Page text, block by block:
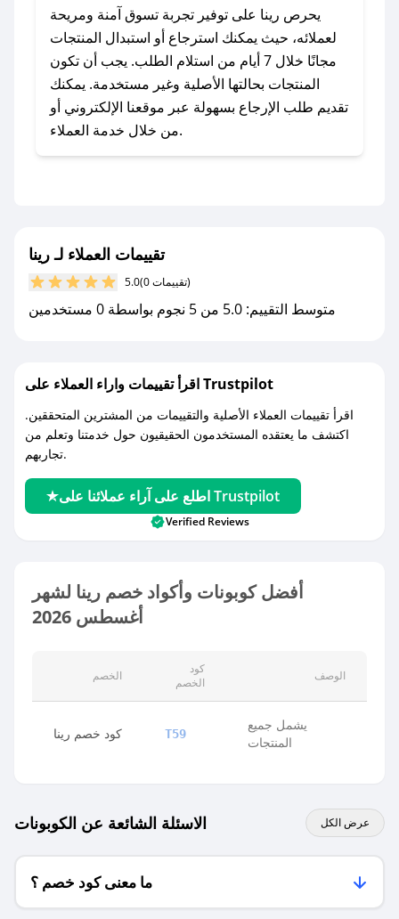
رينا؟
للحصول على كوبونات وخصومات حصرية، قم بما
يلي:
- اضغط على أيقونة متابعة لمتجر رينا في تطبيق
صحصح.
- تابع حسابنا الرسمي على تويتر وقم بتفعيل زر
مع صحصح، تسوق بذكاء ووفّر على كل مشترياتك مع
يحرص رينا على توفير تجربة تسوق آمنة ومريحة
لعملائه، حيث يمكنك استرجاع أو استبدال المنتجات
مجانًا خلال 7 أيام من استلام الطلب. يجب أن تكون
المنتجات بحالتها الأصلية وغير مستخدمة. يمكنك
تقديم طلب الإرجاع بسهولة عبر موقعنا الإلكتروني أو
من خلال خدمة العملاء.
تقييمات العملاء لـ رينا
5.0 (0 تقييمات)
متوسط التقييم: 5.0 من 5 نجوم بواسطة 0 مستخدمين
اقرأ تقييمات واراء العملاء على Trustpilot
اقرأ تقييمات العملاء الأصلية والتقييمات من المشترين المتحققين.
اكتشف ما يعتقده المستخدمون الحقيقيون حول خدمتنا وتعلم من
تجاربهم.
اطلع على آراء عملائنا على Trustpilot
Verified Reviews
أفضل كوبونات وأكواد خصم رينا لشهر
أغسطس 2026
الخصم
كود
الخصم
الوصف
كود خصم رينا T59
يشمل جميع
المنتجات
الاسئلة الشائعة عن الكوبونات عرض الكل
ما معنى كود خصم ؟